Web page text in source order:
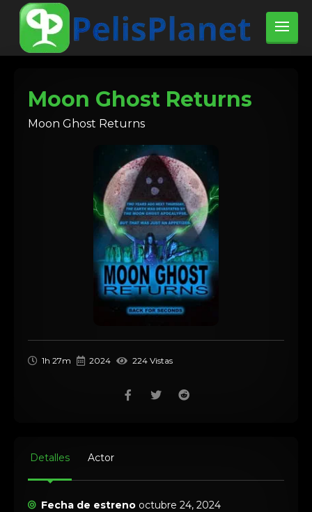
Moon Ghost Returns
Moon Ghost Returns
1h 27m 2024 224 Vistas
Detalles Actor
Fecha de estreno octubre 24, 2024